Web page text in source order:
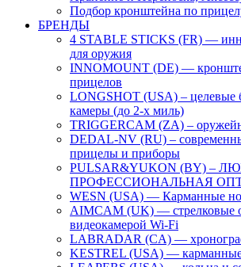
Подбор кронштейна по
БРЕНДЫ
4 STABLE STICKS (FR) —
для оружия
INNOMOUNT (DE) —
прицелов
LONGSHOT (USA) – целевые
камеры (до 2-х миль)
TRIGGERCAM (ZA) –
DEDAL-NV (RU) –
прицелы и приборы
PULSAR&YUKON (BY) –
ПРОФЕССИОНАЛЬНАЯ
WESN (USA) — Карманные
AIMCAM (UK) — стрелковые
видеокамерой Wi-Fi
LABRADAR (CA) —
KESTREL (USA) — карманные